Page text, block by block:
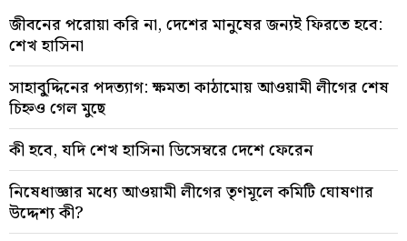
জীবনের পরোয়া করি না, দেশের মানুষের জন্যই ফিরতে হবে:
শেখ হাসিনা
সাহাবু্দ্দিনের পদত্যাগ: ক্ষমতা কাঠামোয় আওয়ামী লীগের শেষ
চিহ্নও গেল মুছে
কী হবে, যদি শেখ হাসিনা ডিসেম্বরে দেশে ফেরেন
নিষেধাজ্ঞার মধ্যে আওয়ামী লীগের তৃণমূলে কমিটি ঘোষণার
উদ্দেশ্য কী?